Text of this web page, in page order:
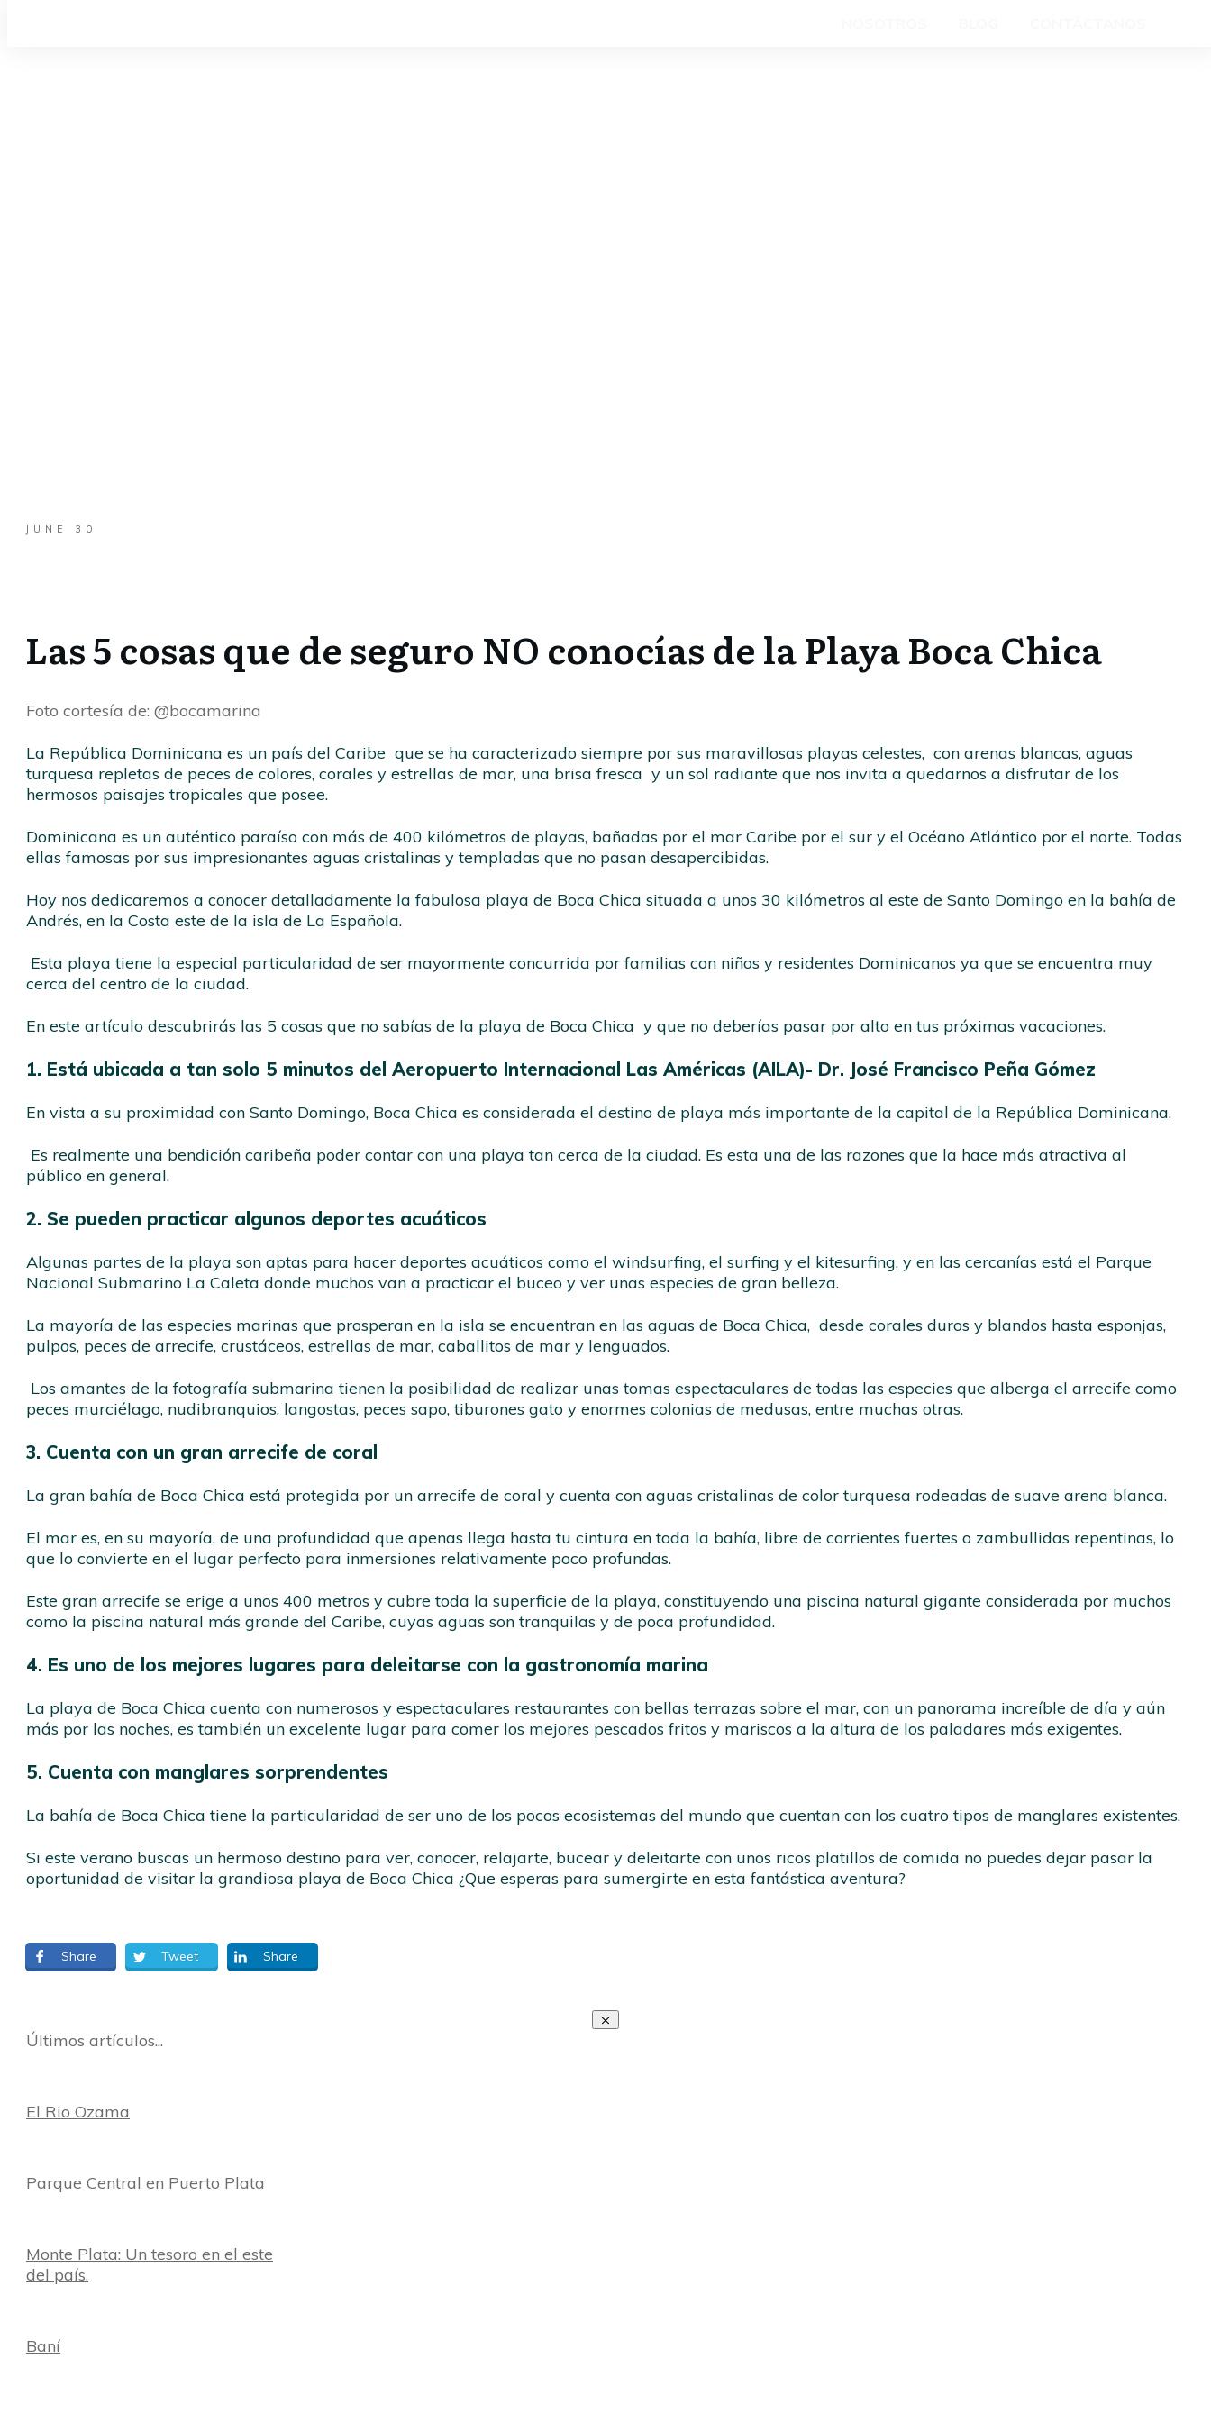
JUNE 30
Las 5 cosas que de seguro NO conocías de la Playa Boca Chica
Foto cortesía de: @bocamarina
La República Dominicana es un país del Caribe que se ha caracterizado siempre por sus maravillosas playas celestes, con arenas blancas, aguas
turquesa repletas de peces de colores, corales y estrellas de mar, una brisa fresca y un sol radiante que nos invita a quedarnos a disfrutar de los
hermosos paisajes tropicales que posee.
Dominicana es un auténtico paraíso con más de 400 kilómetros de playas, bañadas por el mar Caribe por el sur y el Océano Atlántico por el norte. Todas
ellas famosas por sus impresionantes aguas cristalinas y templadas que no pasan desapercibidas.
Hoy nos dedicaremos a conocer detalladamente la fabulosa playa de Boca Chica situada a unos 30 kilómetros al este de Santo Domingo en la bahía de
Andrés, en la Costa este de la isla de La Española.
Esta playa tiene la especial particularidad de ser mayormente concurrida por familias con niños y residentes Dominicanos ya que se encuentra muy
cerca del centro de la ciudad.
En este artículo descubrirás las 5 cosas que no sabías de la playa de Boca Chica y que no deberías pasar por alto en tus próximas vacaciones.
1. Está ubicada a tan solo 5 minutos del Aeropuerto Internacional Las Américas (AILA)- Dr. José Francisco Peña Gómez
En vista a su proximidad con Santo Domingo, Boca Chica es considerada el destino de playa más importante de la capital de la República Dominicana.
Es realmente una bendición caribeña poder contar con una playa tan cerca de la ciudad. Es esta una de las razones que la hace más atractiva al
público en general.
2. Se pueden practicar algunos deportes acuáticos
Algunas partes de la playa son aptas para hacer deportes acuáticos como el windsurfing, el surfing y el kitesurfing, y en las cercanías está el Parque
Nacional Submarino La Caleta donde muchos van a practicar el buceo y ver unas especies de gran belleza.
La mayoría de las especies marinas que prosperan en la isla se encuentran en las aguas de Boca Chica, desde corales duros y blandos hasta esponjas,
pulpos, peces de arrecife, crustáceos, estrellas de mar, caballitos de mar y lenguados.
Los amantes de la fotografía submarina tienen la posibilidad de realizar unas tomas espectaculares de todas las especies que alberga el arrecife como
peces murciélago, nudibranquios, langostas, peces sapo, tiburones gato y enormes colonias de medusas, entre muchas otras.
3. Cuenta con un gran arrecife de coral
La gran bahía de Boca Chica está protegida por un arrecife de coral y cuenta con aguas cristalinas de color turquesa rodeadas de suave arena blanca.
El mar es, en su mayoría, de una profundidad que apenas llega hasta tu cintura en toda la bahía, libre de corrientes fuertes o zambullidas repentinas, lo
que lo convierte en el lugar perfecto para inmersiones relativamente poco profundas.
Este gran arrecife se erige a unos 400 metros y cubre toda la superficie de la playa, constituyendo una piscina natural gigante considerada por muchos
como la piscina natural más grande del Caribe, cuyas aguas son tranquilas y de poca profundidad.
4. Es uno de los mejores lugares para deleitarse con la gastronomía marina
La playa de Boca Chica cuenta con numerosos y espectaculares restaurantes con bellas terrazas sobre el mar, con un panorama increíble de día y aún
más por las noches, es también un excelente lugar para comer los mejores pescados fritos y mariscos a la altura de los paladares más exigentes.
5. Cuenta con manglares sorprendentes
La bahía de Boca Chica tiene la particularidad de ser uno de los pocos ecosistemas del mundo que cuentan con los cuatro tipos de manglares existentes.
Si este verano buscas un hermoso destino para ver, conocer, relajarte, bucear y deleitarte con unos ricos platillos de comida no puedes dejar pasar la
oportunidad de visitar la grandiosa playa de Boca Chica ¿Que esperas para sumergirte en esta fantástica aventura?
Share Tweet Share
Últimos artículos...
El Rio Ozama
Parque Central en Puerto Plata
Monte Plata: Un tesoro en el este
del país.
Baní